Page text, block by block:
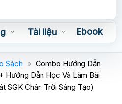
Tài liệu
Ebook
Sách » Combo Hướng Dẫn
Hướng Dẫn Học Và Làm Bài
SGK Chân Trời Sáng Tạo)